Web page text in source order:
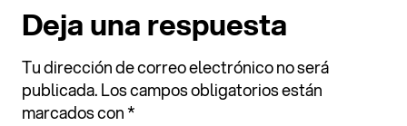
Deja una respuesta
Tu dirección de correo electrónico no será
publicada.Los campos obligatorios están
marcados con*